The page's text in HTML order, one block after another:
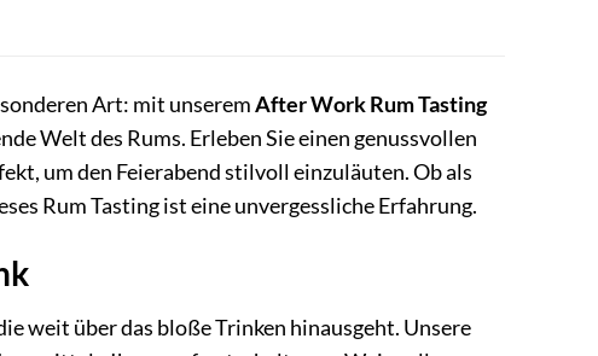
Art: mit unseremAfter Work Rum Tasting
Welt des Rums. Erleben Sie einen genussvollen
um den Feierabend stilvoll einzuläuten. Ob als
Rum Tasting ist eine unvergessliche Erfahrung.
weit über das bloße Trinken hinausgeht. Unsere